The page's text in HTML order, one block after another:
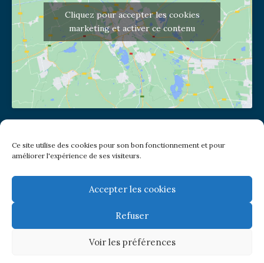
Ce site utilise des cookies pour son bon fonctionnement et pour
améliorer l'expérience de ses visiteurs.
Accepter les cookies
Refuser
Voir les préférences
Cliquez pour accepter les cookies
marketing et activer ce contenu
(pas de courrier à cette adresse)
2 place Jules Joffrin - 75018
Metro: Jules Joffrin ou Simplon
Bus : Mairie du XVIII
Newsletter